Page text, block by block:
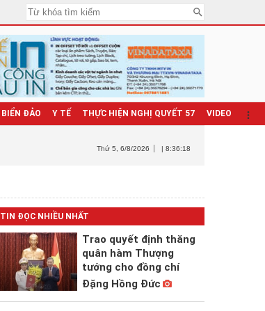
BIỂN ĐẢO Y TẾ THỰC HIỆN NGHỊ QUYẾT 57 VIDEO
Thứ 5 , 6/8/2026 | 8:36:20
TIN ĐỌC NHIỀU NHẤT
Trao quyết định thăng
quân hàm Thượng
tướng cho đồng chí
Đặng Hồng Đức